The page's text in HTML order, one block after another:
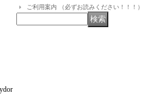
ご利用案内 （必ずお読みください！！！）